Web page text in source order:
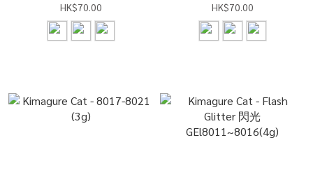
HK$70.00
HK$70.00